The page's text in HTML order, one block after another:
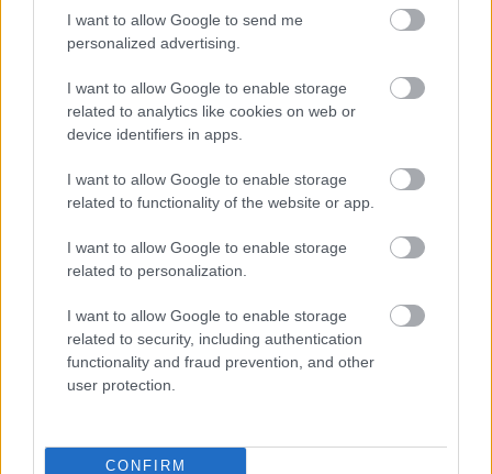
I want to allow Google to send me
personalized advertising.
I want to allow Google to enable storage
related to analytics like cookies on web or
device identifiers in apps.
I want to allow Google to enable storage
related to functionality of the website or app.
I want to allow Google to enable storage
related to personalization.
I want to allow Google to enable storage
related to security, including authentication
functionality and fraud prevention, and other
user protection.
CONFIRM
FORMA-1
Antonelli elárulta a legfontosabb
Verstappentől tanult
FORMA-1
Montoya átlátott Verstappen
trükkjén és elárulta a távozási
FORMA-1
Max Verstappen érzelmes példával
szemléltette a család fontosságát
„Sikerült visszahozni a szívverést, most kómában